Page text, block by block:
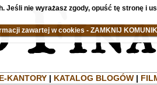
E-KANTORY| KATALOG BLOGÓW|
nie wyrażasz zgody, opuść tę stronę i
zawartej w cookies - ZAMKNIJ